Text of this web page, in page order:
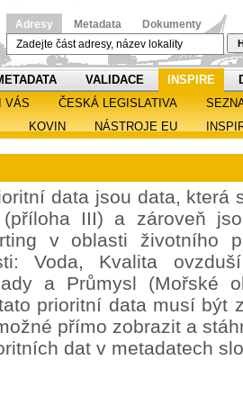
Adresy Metadata Dokumenty
VALIDACE INSPIRE
VÁS ČESKÁ LEGISLATIVA
KOVIN NÁSTROJE EU
data jsou data, která
(příloha III) a zároveň
v oblasti životního
Voda, Kvalita
a Průmysl (Mořské
prioritní data musí být
přímo zobrazit a
dat v metadatech